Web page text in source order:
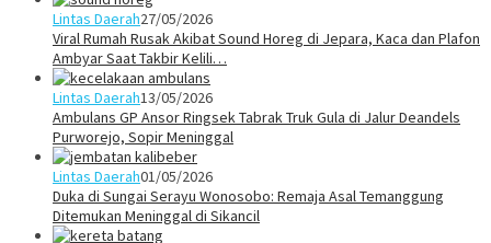
Lintas Daerah27/05/2026
Viral Rumah Rusak Akibat Sound Horeg di Jepara, Kaca dan Plafon
Ambyar Saat Takbir Kelili…
Lintas Daerah13/05/2026
Ambulans GP Ansor Ringsek Tabrak Truk Gula di Jalur Deandels
Purworejo, Sopir Meninggal
Lintas Daerah01/05/2026
Duka di Sungai Serayu Wonosobo: Remaja Asal Temanggung
Ditemukan Meninggal di Sikancil